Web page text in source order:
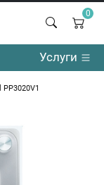
0
Услуги
PP3020V1